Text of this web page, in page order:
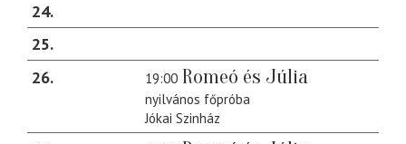
24
25
26
19:00 Romeó és Júlia
nyilvános főpróba
Jókai Szinház